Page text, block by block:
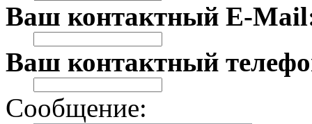
Ваш контактный E-
Ваш контактный
Сообщение: